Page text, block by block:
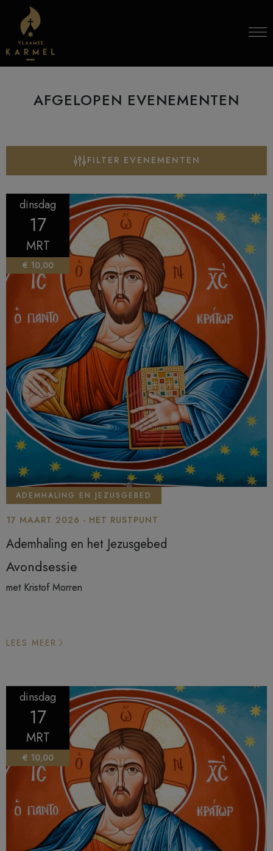
Skip to content
AFGELOPEN EVENEMENTEN
dinsdag
17
MRT
€ 10,00
ADEMHALING EN JEZUSGEBED
17 MAART 2026 - HET RUSTPUNT
Ademhaling en het Jezusgebed
Avondsessie
met Kristof Morren
LEES MEER
dinsdag
17
MRT
€ 10,00
FILTER EVENEMENTEN